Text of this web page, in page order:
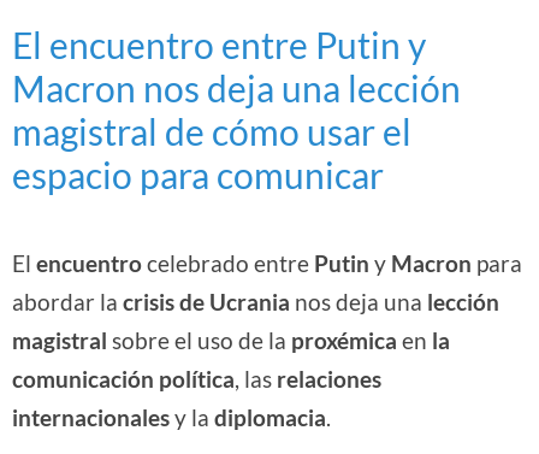
El encuentro entre Putin y
Macron nos deja una lección
magistral de cómo usar el
espacio para comunicar
El encuentrocelebrado entre Putin y Macron para
abordar la crisis de Ucrania nos deja una lección
magistral sobre el uso de la proxémica en la
comunicación política , las relaciones
internacionalesy la diplomacia